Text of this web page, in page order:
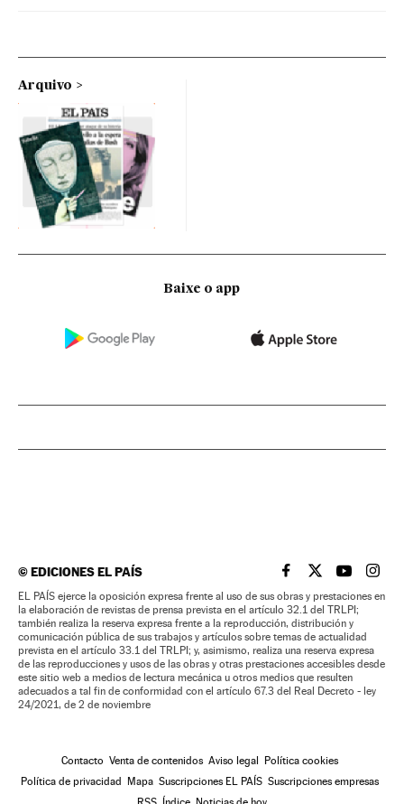
Arquivo
Baixe o app
©EDICIONES EL PAÍS EL PAÍS BRASIL EN
EL PAÍSEL PAÍS
EL
EL PAÍS ejerce la oposición expresa frente al uso de sus obras y prestaciones en
la elaboración de revistas de prensa prevista en el artículo 32.1 del TRLPI;
también realiza la reserva expresa frente a la reproducción, distribución y
comunicación pública de sus trabajos y artículos sobre temas de actualidad
prevista en el artículo 33.1 del TRLPI; y, asimismo, realiza una reserva expresa
de las reproducciones y usos de las obras y otras prestaciones accesibles desde
este sitio web a medios de lectura mecánica u otros medios que resulten
adecuados a tal fin de conformidad con el artículo 67.3 del Real Decreto - ley
24/2021, de 2 de noviembre
Contacto Venta de contenidos Aviso legal
Política cookies
Política de privacidad
Mapa Suscripciones EL PAÍS Suscripciones empresas